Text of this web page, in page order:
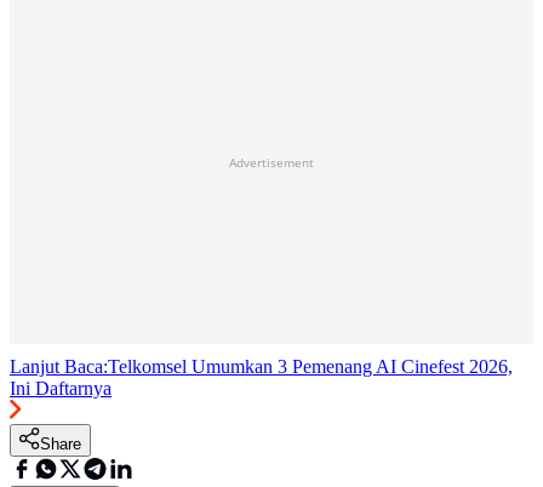
Advertisement
Lanjut Baca:Telkomsel Umumkan 3 Pemenang AI Cinefest 2026,
Ini Daftarnya
Share